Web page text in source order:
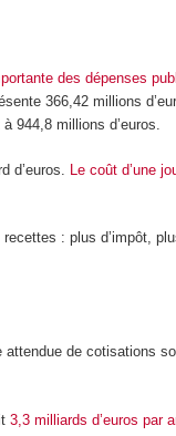
des dépenses
366,42 millions
944,8 millions d’euros.
d’euros. Le coût d’une
: plus d’impôt,
de cotisations
3,3 milliards d’euros par